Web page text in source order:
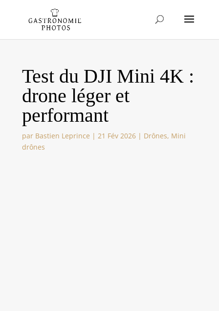
Test du DJI Mini 4K :
drone léger et
performant
par Bastien Leprince | 21 Fév 2026| Drônes, Mini
drônes